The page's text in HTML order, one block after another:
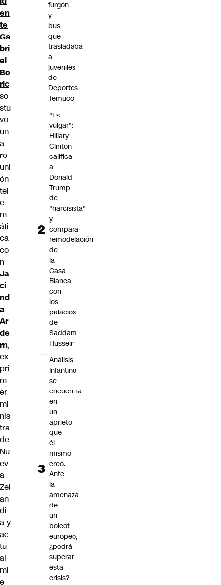
en
te
Ga
bri
el
Bo
ric
so
stu
vo
un
a
re
uni
ón
tel
e
m
áti
ca
co
n
Ja
ci
nd
a
Ar
de
rn,
ex
pri
m
er
mi
nis
tra
de
Nu
ev
a
Zel
an
di
a y
ac
tu
al
mi
e
furgón
y
bus
que
trasladaba
a
juveniles
de
Deportes
Temuco
"Es
vulgar":
Hillary
Clinton
califica
a
Donald
Trump
de
"narcisista"
y
compara
remodelación
de
la
Casa
Blanca
con
los
palacios
de
Saddam
Hussein
Análisis:
Infantino
se
encuentra
en
un
aprieto
que
él
mismo
creó.
Ante
la
amenaza
de
un
boicot
europeo,
¿podrá
superar
esta
crisis?